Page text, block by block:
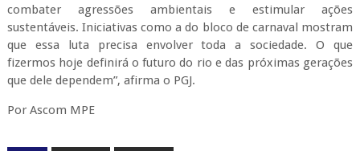
combater agressões ambientais e estimular ações
sustentáveis. Iniciativas como a do bloco de carnaval mostram
que essa luta precisa envolver toda a sociedade. O que
fizermos hoje definirá o futuro do rio e das próximas gerações
que dele dependem”, afirma o PGJ.
Por Ascom MPE